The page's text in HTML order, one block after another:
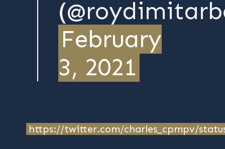
February
3, 2021
https://twitter.com/charles_cpmpv/